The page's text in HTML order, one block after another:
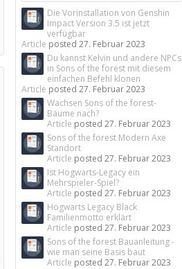
Die Vorinstallation von Genshin
Impact Version 3.5 ist jetzt
verfügbar
Article posted27. Februar 2023
Du kannst Kelvin und andere NPCs
in Sons of the forest mit diesem
einfachen Befehl klonen
Article posted27. Februar 2023
Wachsen Sons of the forest-
Bäume nach?
Article posted27. Februar 2023
Sons of the forest Modern Axe
Standort
Article posted27. Februar 2023
Ist Hogwarts-Legacy ein
Mehrspieler-Spiel?
Article posted27. Februar 2023
Hogwarts Legacy Black
Familienmotto erklärt
Article posted27. Februar 2023
Sons of the forest Bauanleitung -
wie man seine Basis baut
Article posted27. Februar 2023